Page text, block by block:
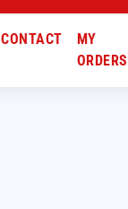
CONTACT
MY
ORDERS